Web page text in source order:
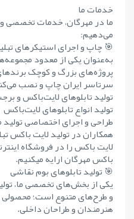
خدمات ما
ما در مهرگان، خدمات تخصصی
می‌دهیم:
🎯 چاپ و اجرای استیکرهای
به‌عنوان یکی از معدود
پروژه‌های بزرگ و کوچک
سرتاسر ایران چاپ و نصب
تولید تابلوهای لایت‌باکس و
تولید انواع تابلوهای
طراحی و اجرای اختصاصی
همکاران در تولید لایت باکس
لایت باکس را در فروشگاه
باکس مهرگان ارایه میکنیم.
🎯 تولید تابلوهای بوم نقاشی
یکی از بخش‌های تخصصی ما،
و طرح‌های متنوع است؛
هنرمندان و طراحان داخلی.